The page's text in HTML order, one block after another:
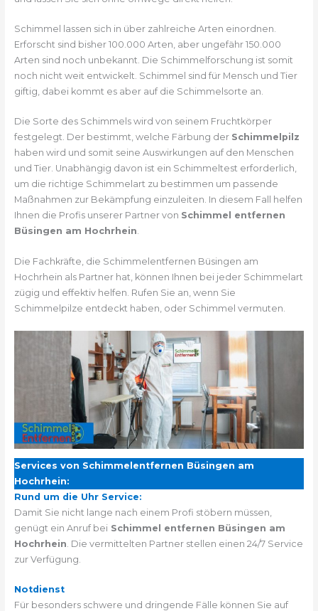
Schimmel lassen sich in über zahlreiche Arten einordnen.
Erforscht sind bisher 100.000 Arten, aber ungefähr 150.000
Arten sind noch unbekannt. Die Schimmelforschung ist somit
noch nicht weit entwickelt. Schimmel sind für Mensch und Tier
giftig, dabei kommt es aber auf die Schimmelsorte an.
Die Sorte des Schimmels wird von seinem Fruchtkörper
festgelegt. Der bestimmt, welche Färbung der Schimmelpilz
haben wird und somit seine Auswirkungen auf den Menschen
und Tier. Unabhängig davon ist ein Schimmeltest erforderlich,
um die richtige Schimmelart zu bestimmen um passende
Maßnahmen zur Bekämpfung einzuleiten. In diesem Fall helfen
Ihnen die Profis unserer Partner von Schimmel entfernen
Büsingen am Hochrhein.
Die Fachkräfte, die Schimmelentfernen Büsingen am
Hochrhein als Partner hat, können Ihnen bei jeder Schimmelart
zügig und effektiv helfen. Rufen Sie an, wenn Sie
Schimmelpilze entdeckt haben, oder Schimmel vermuten.
Services von Schimmelentfernen Büsingen am
Hochrhein:
Rund um die Uhr Service:
Damit Sie nicht lange nach einem Profi stöbern müssen,
genügt ein Anruf bei Schimmel entfernen Büsingen am
Hochrhein . Die vermittelten Partner stellen einen 24/7 Service
zur Verfügung.
Notdienst
Für besonders schwere und dringende Fälle können Sie auf